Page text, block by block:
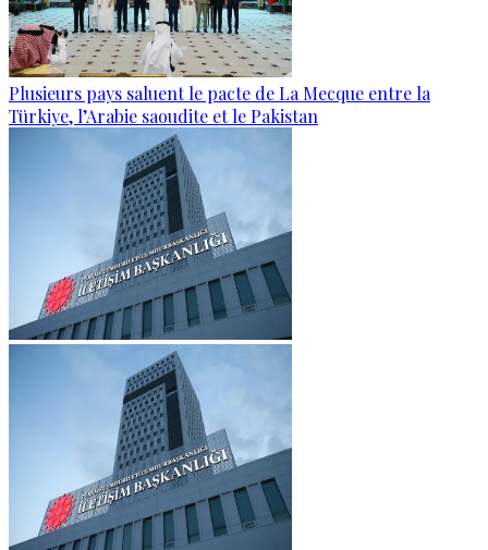
Plusieurs pays saluent le pacte de La Mecque entre la
Türkiye, l’Arabie saoudite et le Pakistan